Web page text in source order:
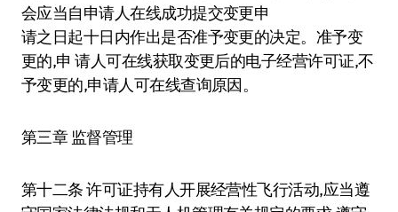
会应当自申请人在线成功提交变更申
请之日起十日内作出是否准予变更的决定。准予变
更的,申 请人可在线获取变更后的电子经营许可证,不
予变更的,申请人可在线查询原因。
第三章 监督管理
第十二条 许可证持有人开展经营性飞行活动,应当遵